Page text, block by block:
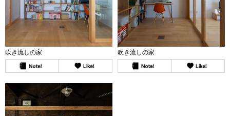
吹き流しの家 吹き流しの家